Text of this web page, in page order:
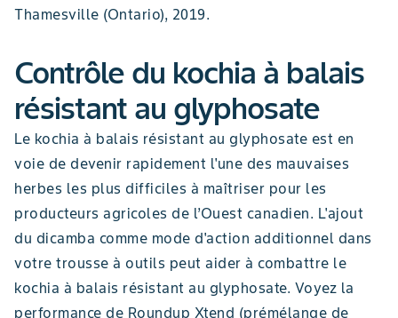
Thamesville (Ontario), 2019.
Contrôle du kochia à balais
résistant au glyphosate
Le kochia à balais résistant au glyphosate est en
voie de devenir rapidement l'une des mauvaises
herbes les plus difficiles à maîtriser pour les
producteurs agricoles de l’Ouest canadien. L'ajout
du dicamba comme mode d'action additionnel dans
votre trousse à outils peut aider à combattre le
kochia à balais résistant au glyphosate. Voyez la
performance de Roundup Xtend (prémélange de